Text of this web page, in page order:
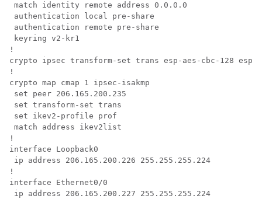
match identity remote address 0.0.0.0
authentication local pre-share
authentication remote pre-share
keyring v2-kr1
!
crypto ipsec transform-set trans esp-aes-cbc-128 esp-
!
crypto map cmap 1 ipsec-isakmp
set peer 206.165.200.235
set transform-set trans
set ikev2-profile prof
match address ikev2list
!
interface Loopback0
ip address 206.165.200.226 255.255.255.224
!
interface Ethernet0/0
ip address 206.165.200.227 255.255.255.224